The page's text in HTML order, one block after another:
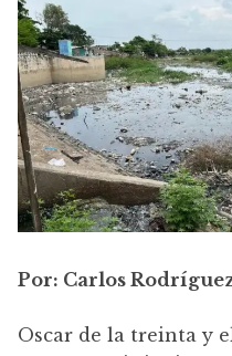
Por: Carlos
Oscar de la treinta y